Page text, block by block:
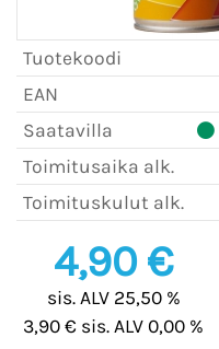
Tuotekoodi
EAN
Saatavilla
Toimitusaika alk.
Toimituskulut alk.
4,90 €
sis. ALV 25,50 %
3,90 € sis. ALV 0,00 %